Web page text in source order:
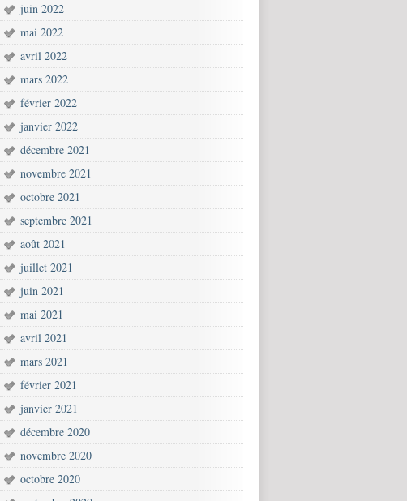
juin 2022
mai 2022
avril 2022
mars 2022
février 2022
janvier 2022
décembre 2021
novembre 2021
octobre 2021
septembre 2021
août 2021
juillet 2021
juin 2021
mai 2021
avril 2021
mars 2021
février 2021
janvier 2021
décembre 2020
novembre 2020
octobre 2020